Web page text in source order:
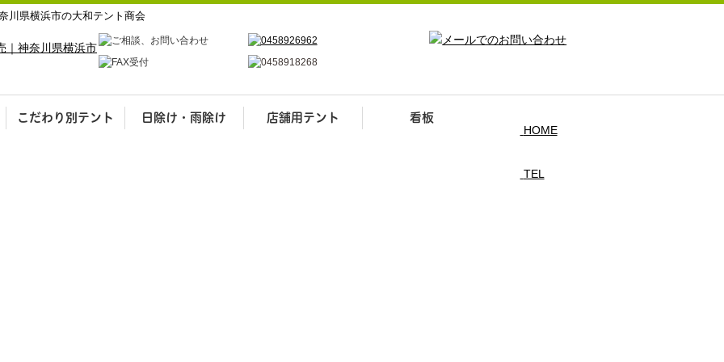
川県横浜市の大和テント商会
こだわり別テント 日除け・雨除け 店舗用テント 看板
HOME
TEL